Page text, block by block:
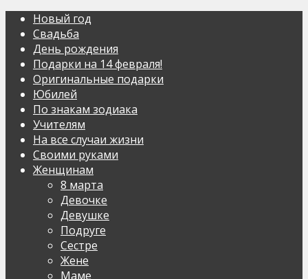
Новый год
Свадьба
День рождения
Подарки на 14 февраля!
Оригинальные подарки
Юбилей
По знакам зодиака
Учителям
На все случаи жизни
Своими руками
Женщинам
8 марта
Девочке
Девушке
Подруге
Сестре
Жене
Маме